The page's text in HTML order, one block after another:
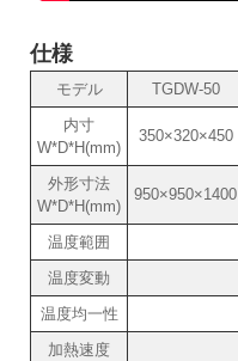
仕様
モデル TGDW-50
内寸
W*D*H(mm)
350×320×450
外形寸法
W*D*H(mm)
950×950×1400
温度範囲
温度変動
温度均一性
加熱速度